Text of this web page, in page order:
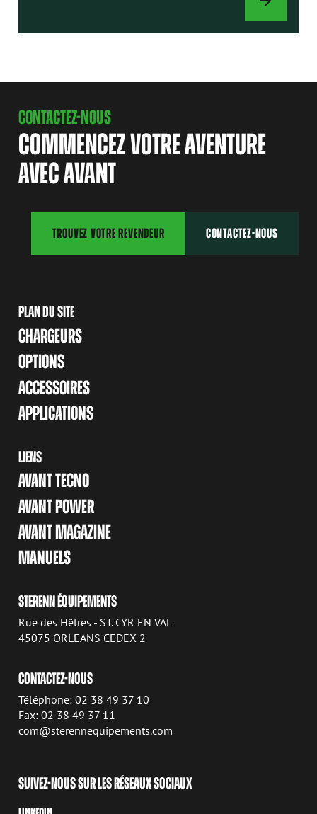
ACCESSOIRES
CONTACTEZ-NOUS
COMMENCEZ VOTRE AVENTURE
AVEC AVANT
TROUVEZ VOTRE REVENDEUR CONTACTEZ-NOUS
PLAN DU SITE
CHARGEURS
OPTIONS
ACCESSOIRES
APPLICATIONS
LIENS
AVANT TECNO
AVANT POWER
AVANT MAGAZINE
MANUELS
STERENN ÉQUIPEMENTS
Rue des Hêtres - ST. CYR EN VAL
45075 ORLEANS CEDEX 2
CONTACTEZ-NOUS
Téléphone: 02 38 49 37 10
Fax: 02 38 49 37 11
com@sterennequipements.com
SUIVEZ-NOUS SUR LES RÉSEAUX SOCIAUX